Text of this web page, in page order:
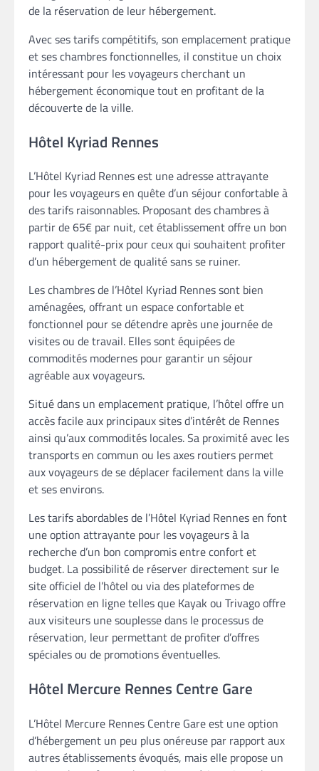
de la réservation de leur hébergement.
Avec ses tarifs compétitifs, son emplacement pratique
et ses chambres fonctionnelles, il constitue un choix
intéressant pour les voyageurs cherchant un
hébergement économique tout en profitant de la
découverte de la ville.
Hôtel Kyriad Rennes
L’Hôtel Kyriad Rennes est une adresse attrayante
pour les voyageurs en quête d’un séjour confortable à
des tarifs raisonnables. Proposant des chambres à
partir de 65€ par nuit, cet établissement offre un bon
rapport qualité-prix pour ceux qui souhaitent profiter
d’un hébergement de qualité sans se ruiner.
Les chambres de l’Hôtel Kyriad Rennes sont bien
aménagées, offrant un espace confortable et
fonctionnel pour se détendre après une journée de
visites ou de travail. Elles sont équipées de
commodités modernes pour garantir un séjour
agréable aux voyageurs.
Situé dans un emplacement pratique, l’hôtel offre un
accès facile aux principaux sites d’intérêt de Rennes
ainsi qu’aux commodités locales. Sa proximité avec les
transports en commun ou les axes routiers permet
aux voyageurs de se déplacer facilement dans la ville
et ses environs.
Les tarifs abordables de l’Hôtel Kyriad Rennes en font
une option attrayante pour les voyageurs à la
recherche d’un bon compromis entre confort et
budget. La possibilité de réserver directement sur le
site officiel de l’hôtel ou via des plateformes de
réservation en ligne telles que Kayak ou Trivago offre
aux visiteurs une souplesse dans le processus de
réservation, leur permettant de profiter d’offres
spéciales ou de promotions éventuelles.
Hôtel Mercure Rennes Centre Gare
L’Hôtel Mercure Rennes Centre Gare est une option
d’hébergement un peu plus onéreuse par rapport aux
autres établissements évoqués, mais elle propose un